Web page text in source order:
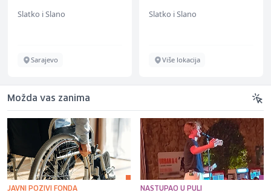
Slatko i Slano
Sarajevo
Slatko i Slano
Više lokacija
Možda vas zanima
JAVNI POZIVI FONDA NASTUPAO U PULI